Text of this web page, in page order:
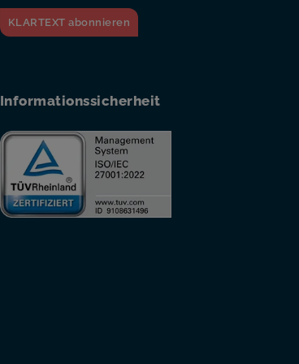
KLARTEXT abonnieren
Informationssicherheit